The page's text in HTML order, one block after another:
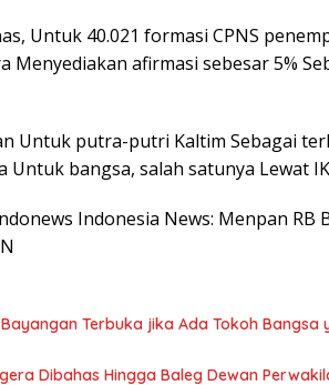
Untuk 40.021 formasi CPNS
Menyediakan afirmasi sebesar 5%
Untuk putra-putri Kaltim Sebagai
bangsa, salah satunya Lewat
Indonesia News: Menpan RB
Terbuka jika Ada Tokoh Bangsa
Dibahas Hingga Baleg Dewan